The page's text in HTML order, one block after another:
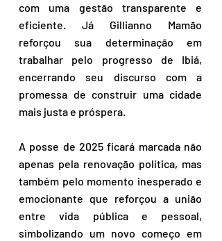
com uma gestão transparente e
eficiente. Já Gillianno Mamão
reforçou sua determinação em
trabalhar pelo progresso de Ibiá,
encerrando seu discurso com a
promessa de construir uma cidade
mais justa e próspera.
A posse de 2025 ficará marcada não
apenas pela renovação política, mas
também pelo momento inesperado e
emocionante que reforçou a união
entre vida pública e pessoal,
simbolizando um novo começo em